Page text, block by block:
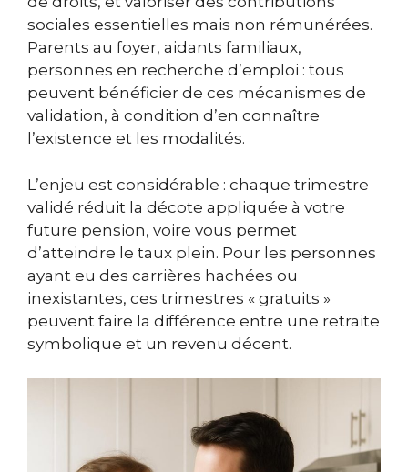
sociales essentielles mais non rémunérées.
Parents au foyer, aidants familiaux,
personnes en recherche d’emploi : tous
peuvent bénéficier de ces mécanismes de
validation, à condition d’en connaître
l’existence et les modalités.
L’enjeu est considérable : chaque trimestre
validé réduit la décote appliquée à votre
future pension, voire vous permet
d’atteindre le taux plein. Pour les personnes
ayant eu des carrières hachées ou
inexistantes, ces trimestres « gratuits »
peuvent faire la différence entre une retraite
symbolique et un revenu décent.